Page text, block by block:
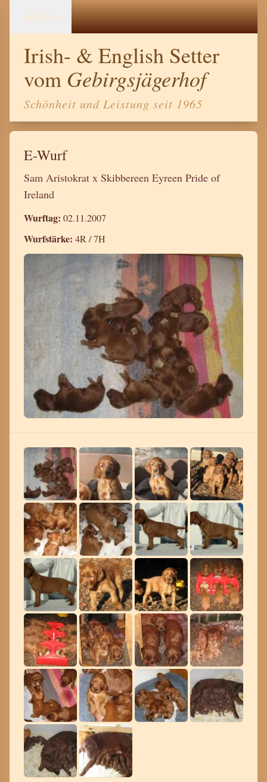
Menü
Irish- & English Setter
vom Gebirgsjägerhof
Schönheit und Leistung seit 1965
E-Wurf
Sam Aristokrat x Skibbereen Eyreen Pride of
Ireland
Wurftag: 02.11.2007
Wurfstärke: 4R / 7H